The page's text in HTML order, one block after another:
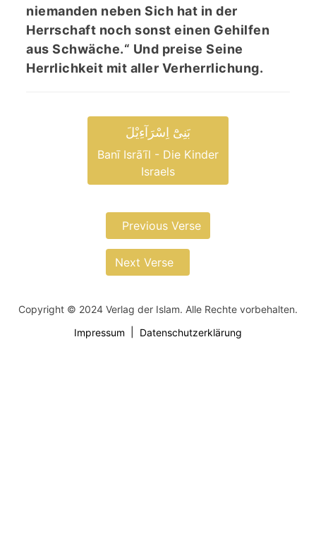
niemanden neben Sich hat in der
Herrschaft noch sonst einen Gehilfen
aus Schwäche.“ Und preise Seine
Herrlichkeit mit aller Verherrlichung.
بَنِیْٓ اِسْرَآءِیْلَ
Banī Isrāʾīl - Die Kinder
Israels
Previous Verse
Next Verse
Copyright © 2024 Verlag der Islam. Alle Rechte vorbehalten.
Impressum
Datenschutzerklärung